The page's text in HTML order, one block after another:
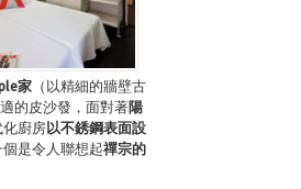
家（以精細的牆壁古
的皮沙發，面對著陽
化廚房以不銹鋼表面設
是令人聯想起禪宗的